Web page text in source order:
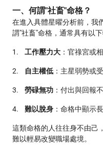
一、何謂"社畜"命格？
在進入具體星曜分析前，我
謂"社畜"命格，通常具有以下
1. 工作壓力大 ：官祿宮或
2. 自主權低 ：主星弱勢或
3. 勞碌無功 ：付出與回報
4. 難以脫身 ：命格中顯示
這類命格的人往往身不由己
難以輕易改變職場處境。